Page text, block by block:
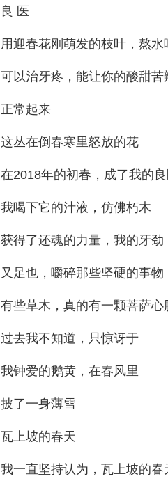
良 医
用迎春花刚萌发的枝叶，熬水
可以治牙疼，能让你的酸甜苦
正常起来
这丛在倒春寒里怒放的花
在2018年的初春，成了我的
我喝下它的汁液，仿佛朽木
获得了还魂的力量，我的牙劲
又足也，嚼碎那些坚硬的事物
有些草木，真的有一颗菩萨心
过去我不知道，只惊讶于
我钟爱的鹅黄，在春风里
披了一身薄雪
瓦上坡的春天
我一直坚持认为，瓦上坡的春